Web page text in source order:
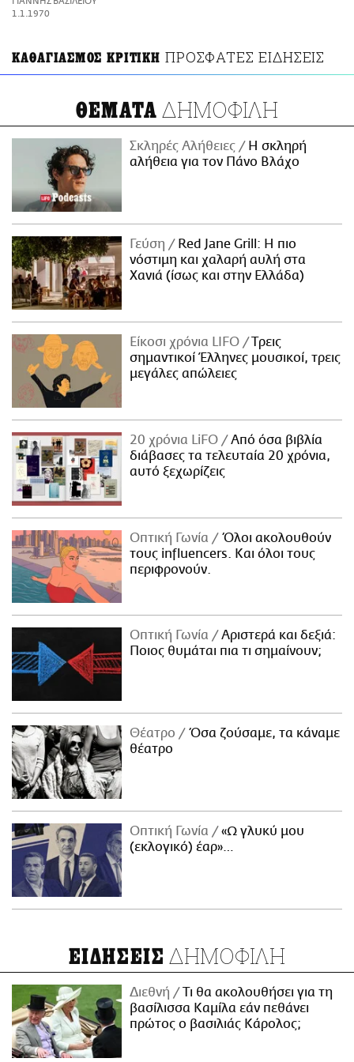
ΑΜΠΑ
1.1.1970
ΚΑΘΑΓΙΑΣΜΟΣ ΚΡΙΤΙΚΗ ΠΡΟΣΦΑΤΕΣ ΕΙΔΗΣΕΙΣ
ΘΕΜΑΤΑ ΔΗΜΟΦΙΛΗ
Σκληρές Αλήθειες
H σκληρή
αλήθεια για τον Πάνο Βλάχο
Γεύση
Red Jane Grill: Η πιο
νόστιμη και χαλαρή αυλή στα
Χανιά (ίσως και στην Ελλάδα)
Είκοσι χρόνια LIFO
Tρεις
σημαντικοί Έλληνες μουσικοί, τρεις
μεγάλες απώλειες
20 χρόνια LiFO
Από όσα βιβλία
διάβασες τα τελευταία 20 χρόνια,
αυτό ξεχωρίζεις
Οπτική Γωνία
Όλοι ακολουθούν
τους influencers. Και όλοι τους
περιφρονούν.
Οπτική Γωνία
Αριστερά και δεξιά:
Ποιος θυμάται πια τι σημαίνουν;
Θέατρο
Όσα ζούσαμε, τα κάναμε
θέατρο
Οπτική Γωνία
«Ω γλυκύ μου
(εκλογικό) έαρ»…
ΕΙΔΗΣΕΙΣ ΔΗΜΟΦΙΛΗ
Διεθνή
Τι θα ακολουθήσει για τη
βασίλισσα Καμίλα εάν πεθάνει
πρώτος ο βασιλιάς Κάρολος;